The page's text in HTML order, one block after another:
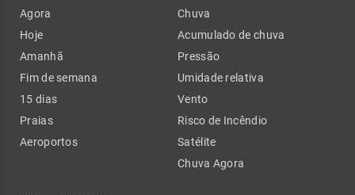
Agora
Hoje
Amanhã
Fim de semana
15 dias
Praias
Aeroportos
Chuva
Acumulado de chuva
Pressão
Umidade relativa
Vento
Risco de Incêndio
Satélite
Chuva Agora